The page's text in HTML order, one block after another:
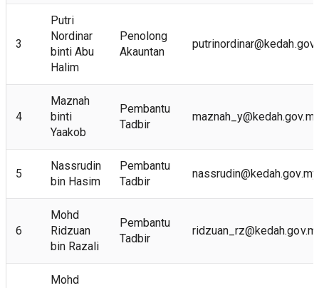
3
Putri
Nordinar
binti Abu
Halim
Penolong
Akauntan
4
Maznah
binti
Yaakob
Pembantu
Tadbir
5
Nassrudin
bin Hasim
Pembantu
Tadbir
nassrudin@kedah.gov.my
6
Mohd
Ridzuan
bin Razali
Pembantu
Tadbir
Mohd